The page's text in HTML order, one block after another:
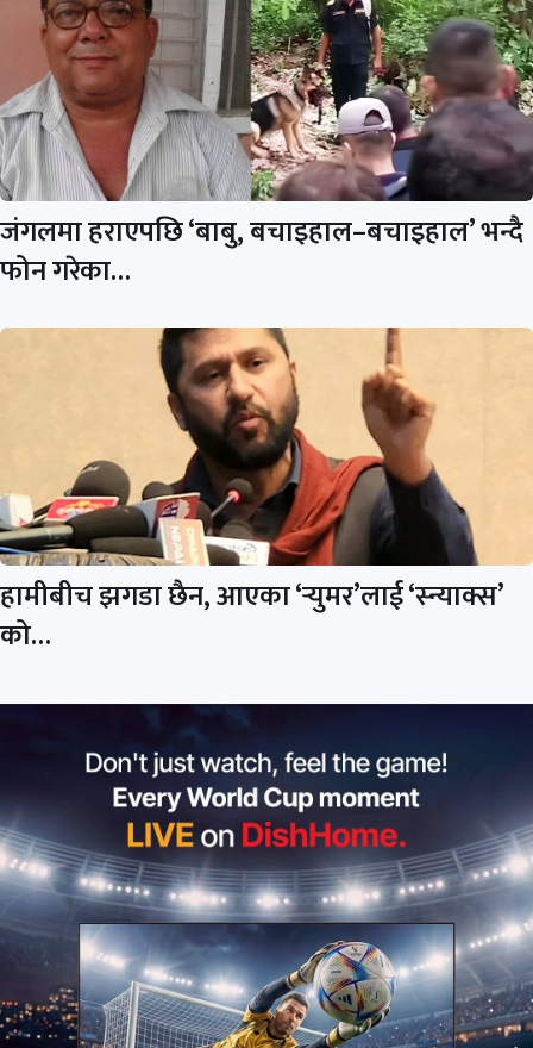
जंगलमा हराएपछि ‘बाबु, बचाइहाल–बचाइहाल’ भन्दै
फोन गरेका…
हामीबीच झगडा छैन, आएका ‘र्‍युमर’लाई ‘स्न्याक्स’
को…